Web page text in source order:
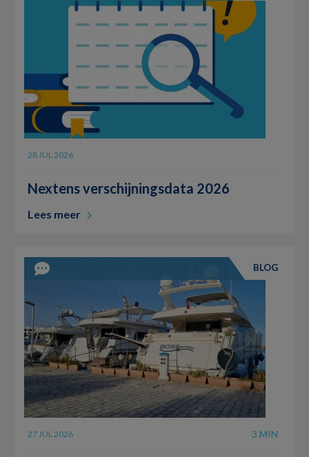
28 JUL 2026
Nextens verschijningsdata 2026
Lees meer
BLOG
27 JUL 2026 3 MIN